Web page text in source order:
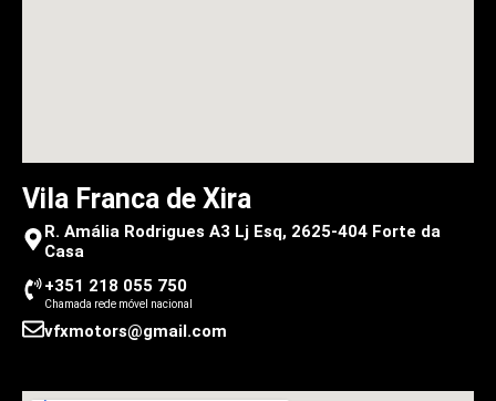
Vila Franca de Xira
R. Amália Rodrigues A3 Lj Esq, 2625-404 Forte da
Casa
+351 218 055 750
Chamada rede móvel nacional
vfxmotors@gmail.com